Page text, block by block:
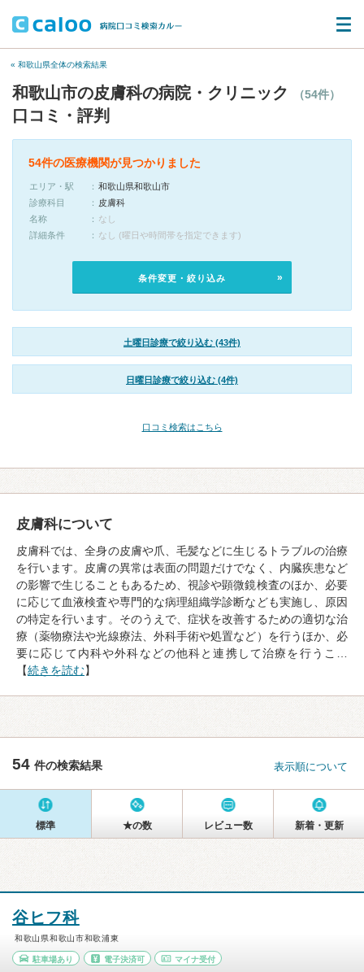
« 和歌山県全体の検索結果
和歌山市の皮膚科の病院・クリニック （54件）
口コミ・評判
54件の医療機関が見つかりました
エリア・駅
和歌山県和歌山市
診療科目
皮膚科
名称
なし
詳細条件
なし (曜日や時間帯を指定できます)
条件変更・絞り込み
土曜日診療で絞り込む (43件)
日曜日診療で絞り込む (4件)
口コミ検索はこちら
皮膚科について
皮膚科では、全身の皮膚や爪、毛髪などに生じるトラブルの治療
を行います。皮膚の異常は表面の問題だけでなく、内臓疾患など
の影響で生じることもあるため、視診や顕微鏡検査のほか、必要
に応じて血液検査や専門的な病理組織学診断なども実施し、原因
の特定を行います。そのうえで、症状を改善するための適切な治
療（薬物療法や光線療法、外科手術や処置など）を行うほか、必
要に応じて内科や外科などの他科と連携して治療を行うこ…
【続きを読む】
54 件の検索結果 表示順について
標準 ★の数 レビュー数 新着・更新
谷ヒフ科
和歌山県和歌山市和歌浦東
駐車場あり 電子決済可 マイナ受付